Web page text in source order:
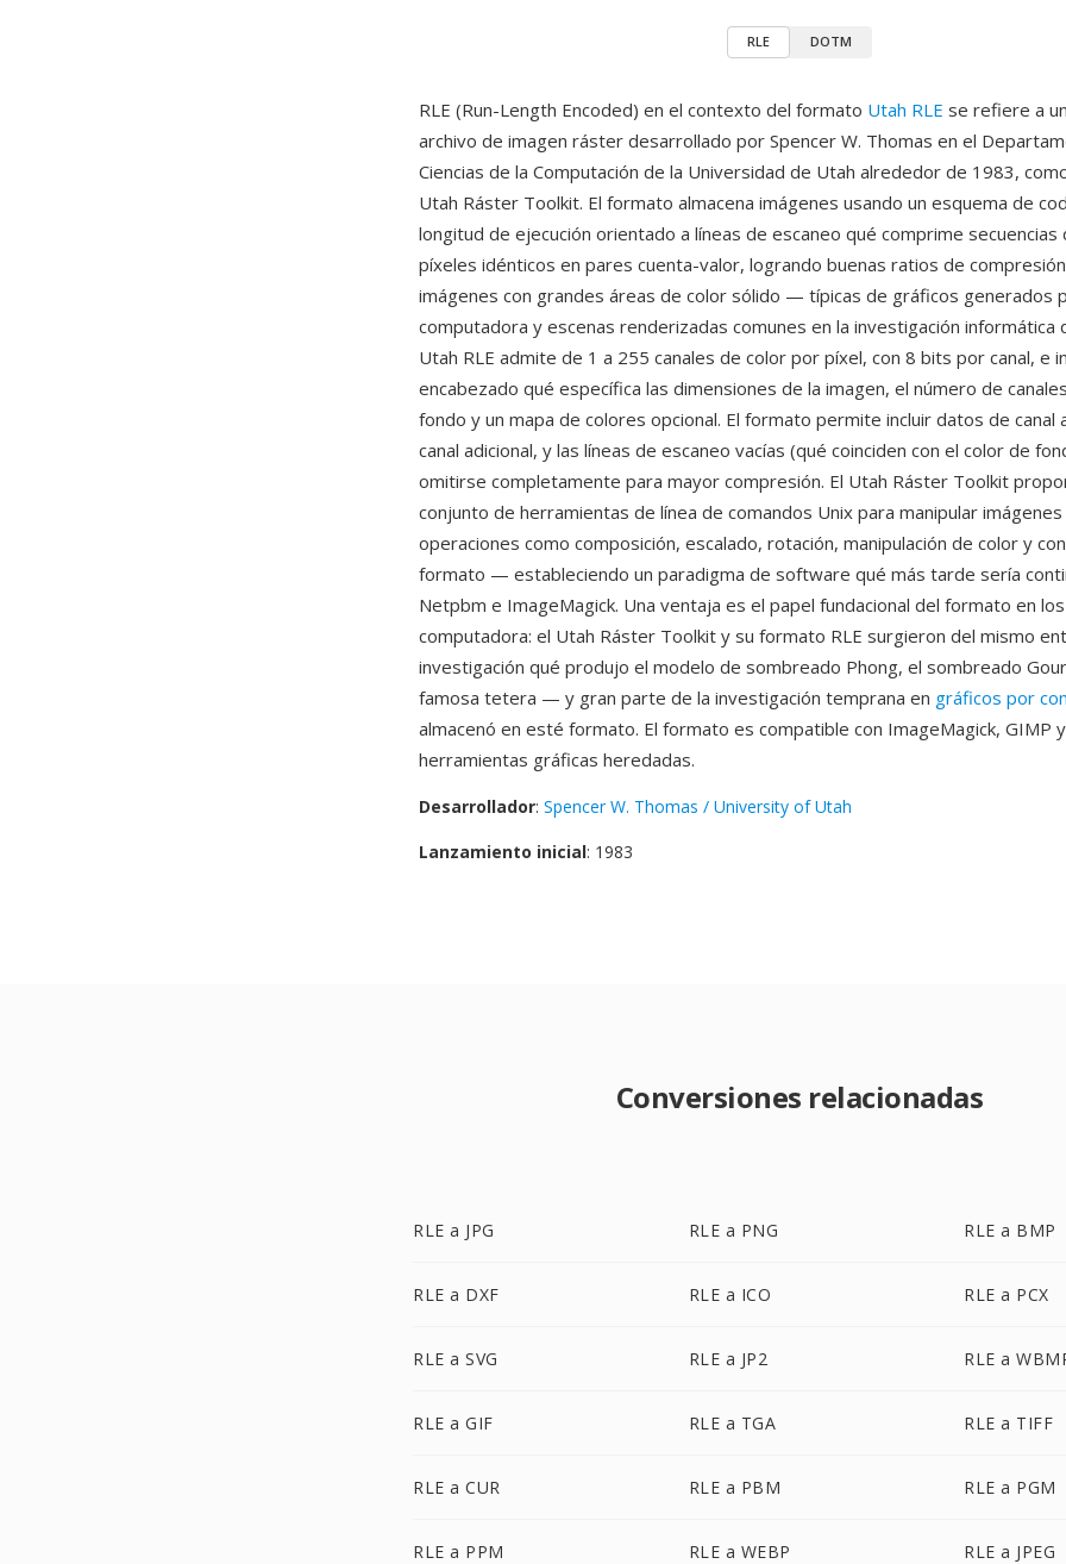
RLE DOTM
RLE (Run-Length Encoded) en el contexto del formato Utah RLE se refiere a
archivo de imagen ráster desarrollado por Spencer W. Thomas en el
Ciencias de la Computación de la Universidad de Utah alrededor de 1983,
Utah Ráster Toolkit. El formato almacena imágenes usando un esquema de
longitud de ejecución orientado a líneas de escaneo qué comprime
píxeles idénticos en pares cuenta-valor, logrando buenas ratios de
imágenes con grandes áreas de color sólido — típicas de gráficos generados
computadora y escenas renderizadas comunes en la investigación informática
Utah RLE admite de 1 a 255 canales de color por píxel, con 8 bits por canal, e
encabezado qué específica las dimensiones de la imagen, el número de
fondo y un mapa de colores opcional. El formato permite incluir datos de canal
canal adicional, y las líneas de escaneo vacías (qué coinciden con el color de
omitirse completamente para mayor compresión. El Utah Ráster Toolkit
conjunto de herramientas de línea de comandos Unix para manipular
operaciones como composición, escalado, rotación, manipulación de color y
formato — estableciendo un paradigma de software qué más tarde sería
Netpbm e ImageMagick. Una ventaja es el papel fundacional del formato en
computadora: el Utah Ráster Toolkit y su formato RLE surgieron del mismo
investigación qué produjo el modelo de sombreado Phong, el sombreado
famosa tetera — y gran parte de la investigación temprana en gráficos por
almacenó en esté formato. El formato es compatible con ImageMagick, GIMP
herramientas gráficas heredadas.
Desarrollador: Spencer W. Thomas / University of Utah
Lanzamiento inicial: 1983
Conversiones relacionadas
RLE a JPG RLE a PNG RLE a BMP
RLE a DXF RLE a ICO RLE a PCX
RLE a SVG RLE a JP2 RLE a
RLE a GIF RLE a TGA RLE a TIFF
RLE a CUR RLE a PBM RLE a PGM
RLE a PPM RLE a WEBP RLE a JPEG